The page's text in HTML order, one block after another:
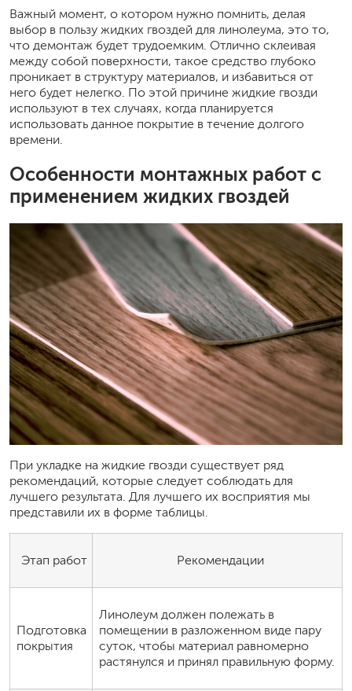
Важный момент, о котором нужно помнить, делая
выбор в пользу жидких гвоздей для линолеума, это то,
что демонтаж будет трудоемким. Отлично склеивая
между собой поверхности, такое средство глубоко
проникает в структуру материалов, и избавиться от
него будет нелегко. По этой причине жидкие гвозди
используют в тех случаях, когда планируется
использовать данное покрытие в течение долгого
времени.
Особенности монтажных работ с
применением жидких гвоздей
При укладке на жидкие гвозди существует ряд
рекомендаций, которые следует соблюдать для
лучшего результата. Для лучшего их восприятия мы
представили их в форме таблицы.
Этап работ Рекомендации
Подготовка
покрытия
Линолеум должен полежать в
помещении в разложенном виде пару
суток, чтобы материал равномерно
растянулся и принял правильную форму.